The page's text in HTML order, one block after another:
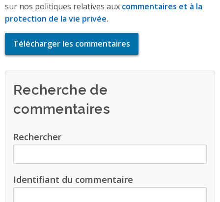
sur nos politiques relatives aux commentaires et à la
protection de la vie privée.
Télécharger les commentaires
Recherche de
commentaires
Rechercher
Identifiant du commentaire